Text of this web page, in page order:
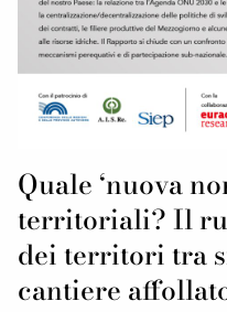
Quale ‘nuova
territoriali? Il
dei territori tra
cantiere